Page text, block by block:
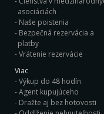
asociáciách
Naše poistenia
Bezpečná rezervácia a
platby
Vrátenie rezervácie
Viac
Výkup do 48 hodín
Agent kupujúceho
Dražte aj bez hotovosti